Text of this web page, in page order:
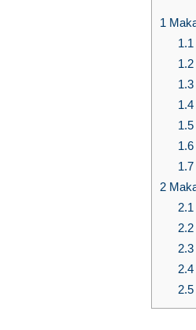
1
1.1
1.2
1.3
1.4
1.5
1.6
1.7
2
2.1
2.2
2.3
2.4
2.5